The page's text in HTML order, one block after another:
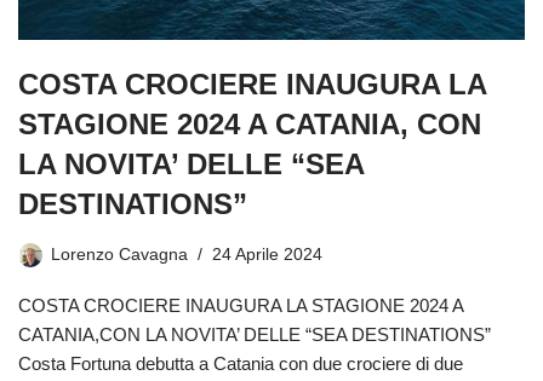
COSTA CROCIERE INAUGURA LA
STAGIONE 2024 A CATANIA, CON
LA NOVITA’ DELLE “SEA
DESTINATIONS”
Lorenzo Cavagna 24 Aprile 2024
COSTA CROCIERE INAUGURA LA STAGIONE 2024 A
CATANIA,CON LA NOVITA’ DELLE “SEA DESTINATIONS”
Costa Fortuna debutta a Catania con due crociere di due